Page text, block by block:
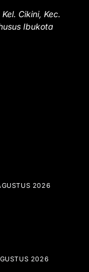
Cikini, Kec.
Ibukota
2026
2026